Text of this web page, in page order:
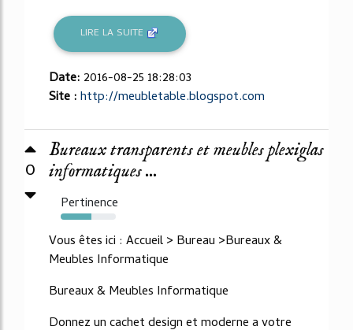
LIRE LA SUITE
Date: 2016-08-25 18:28:03
Site :http://meubletable.blogspot.com
0
Bureaux transparents et meubles plexiglas
informatiques ...
Pertinence
56%
Vous êtes ici : Accueil > Bureau >Bureaux &
Meubles Informatique
Bureaux & Meubles Informatique
Donnez un cachet design et moderne a votre